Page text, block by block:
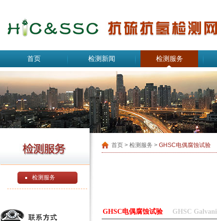
首页 检测新闻 检测服务
检测服务
首页 > 检测服务 > GHSC电偶腐蚀试验
GHSC电偶腐蚀试验 GHSC